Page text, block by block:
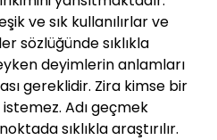
ve sık kullanılırlar ve
sözlüğünde sıklıkla
deyimlerin anlamları
gereklidir. Zira kimse bir
Adı geçmek
sıklıkla araştırılır.